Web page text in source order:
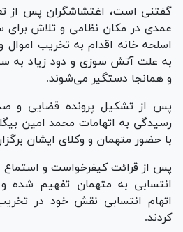
گفتنی است، اغتشاشگران پس از
عمدی در مکان نظامی و تلاش برای
اسلحه خانه اقدام به تخریب
به علت آتش سوزی و دود زیاد به
و همانجا دستگیر می‌شوند.
پس از تشکیل پرونده قضایی و
رسیدگی به اتهامات محمد امین
با حضور متهمان و وکلای ایشان
پس از قرائت کیفرخواست و استماع
انتسابی به متهمان تفهیم شده
اتهام انتسابی نقش خود در
کردند.